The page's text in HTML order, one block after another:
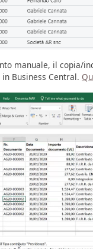
manuale, il copia/
Business Central.